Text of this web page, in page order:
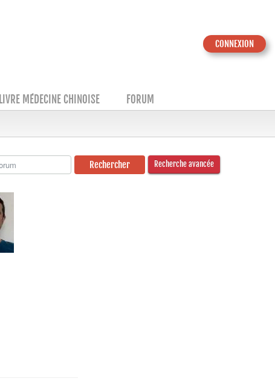
CONNEXION
LIVRE MÉDECINE CHINOISE FORUM
Recherche avancée